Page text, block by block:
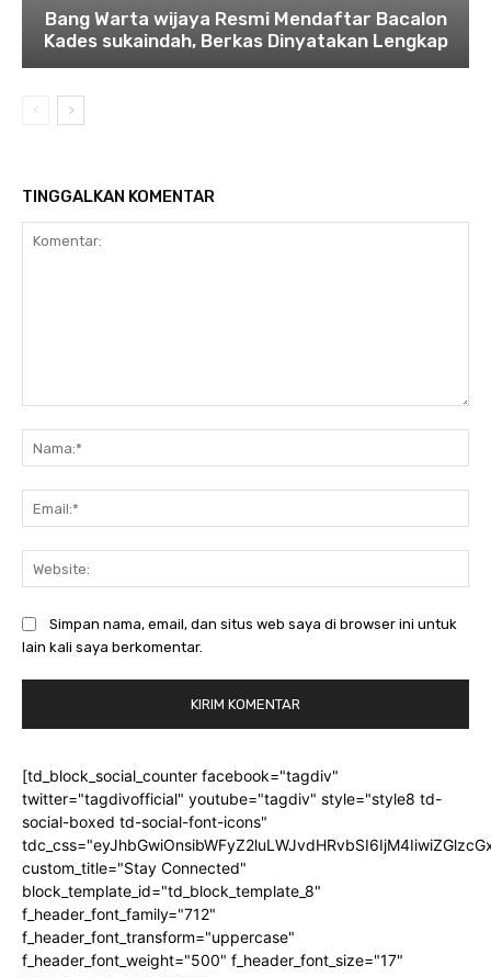
Bang Warta wijaya Resmi Mendaftar Bacalon
Kades sukaindah, Berkas Dinyatakan Lengkap
TINGGALKAN KOMENTAR
Simpan nama, email, dan situs web saya di browser ini untuk
lain kali saya berkomentar.
[td_block_social_counter facebook="tagdiv"
twitter="tagdivofficial" youtube="tagdiv" style="style8 td-
social-boxed td-social-font-icons"
custom_title="Stay Connected"
block_template_id="td_block_template_8"
f_header_font_family="712"
f_header_font_transform="uppercase"
f_header_font_weight="500" f_header_font_size="17"